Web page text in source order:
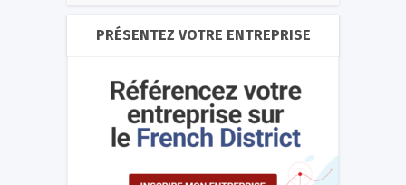
PRÉSENTEZ VOTRE ENTREPRISE